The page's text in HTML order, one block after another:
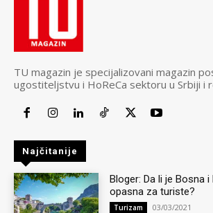
TU magazin je specijalizovani magazin
ugostiteljstvu i HoReCa sektoru u Srbiji i
Najčitanije
Bloger: Da li je Bosna
opasna za turiste?
Turizam 03/03/2021